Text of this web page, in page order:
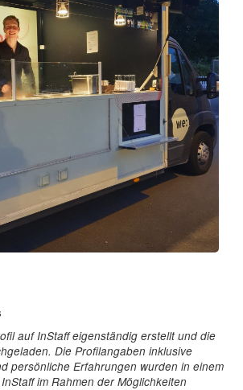
auf InStaff eigenständig erstellt und die
Die Profilangaben inklusive
persönliche Erfahrungen wurden in einem
im Rahmen der Möglichkeiten